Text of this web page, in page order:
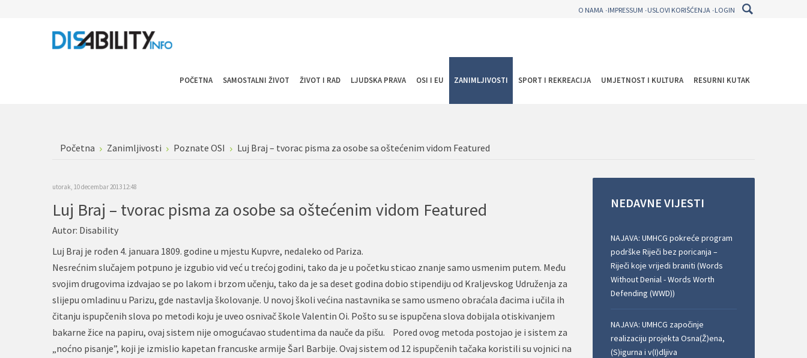
O NAMA IMPRESSUM USLOVI KORIŠĆENJA LOGIN
POČETNA SAMOSTALNI ŽIVOT ŽIVOT I RAD LJUDSKA PRAVA OSI I EU ZANIMLJIVOSTI SPORT I REKREACIJA UMJETNOST I KULTURA RESURNI KUTAK
Početna Zanimljivosti Poznate OSI Luj Braj – tvorac pisma za osobe sa oštećenim vidom Featured
utorak, 10 decembar 2013 12:48
Luj Braj – tvorac pisma za osobe sa oštećenim vidom Featured
Autor: Disability
Luj Braj je rođen 4. januara 1809. godine u mjestu Kupvre, nedaleko od Pariza.
Nesrećnim slučajem potpuno je izgubio vid već u trećoj godini, tako da je u početku sticao znanje samo usmenim putem. Među
svojim drugovima izdvajao se po lakom i brzom učenju, tako da je sa deset godina dobio stipendiju od Kraljevskog Udruženja za
slijepu omladinu u Parizu, gde nastavlja školovanje. U novoj školi većina nastavnika se samo usmeno obraćala đacima i učila ih
čitanju ispupčenih slova po metodi koju je uveo osnivač škole Valentin Oi. Pošto su se ispupčena slova dobijala otiskivanjem
bakarne žice na papiru, ovaj sistem nije omogućavao studentima da nauče da pišu. Pored ovog metoda postojao je i sistem za
„noćno pisanje”, koji je izmislio kapetan francuske armije Šarl Barbije. Ovaj sistem od 12 ispupčenih tačaka koristili su vojnici na
NEDAVNE VIJESTI
NAJAVA: UMHCG pokreće program
podrške Riječi bez poricanja –
Riječi koje vrijedi braniti (Words
Without Denial - Words Worth
Defending (WWD))
NAJAVA: UMHCG započinje
realizaciju projekta Osna(Ž)ena,
(S)igurna i v(I)dljiva